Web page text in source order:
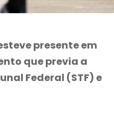
presente em
que previa a
Federal (STF) e